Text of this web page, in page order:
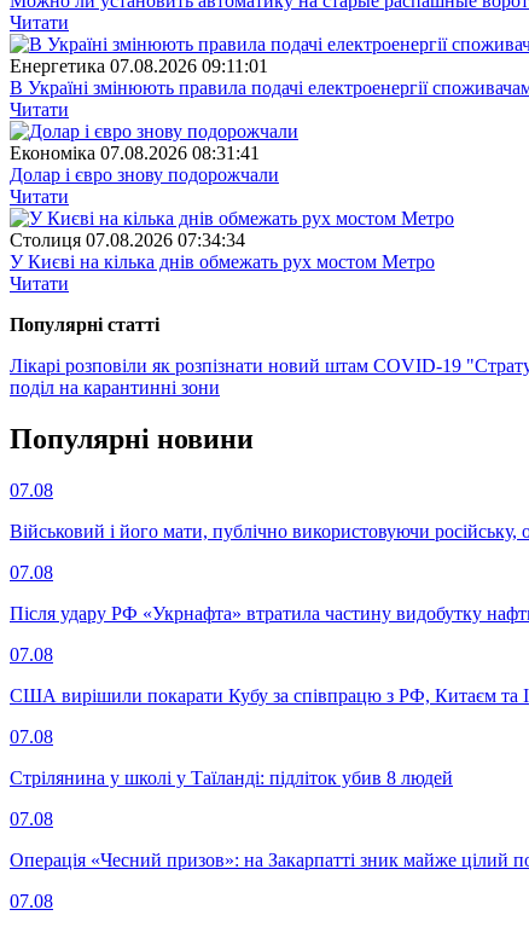
Читати
Енергетика 07.08.2026 09:11:01
В Україні змінюють правила подачі електроенергії
Читати
Економіка 07.08.2026 08:31:41
Долар і євро знову подорожчали
Читати
Столиця 07.08.2026 07:34:34
У Києві на кілька днів обмежать рух мостом Метро
Читати
Популярнi статтi
Лікарі розповіли як розпізнати новий штам COVID-19
поділ на карантинні зони
Популярнi новини
07.08
Військовий і його мати, публічно використовуючи російську,
07.08
Після удару РФ «Укрнафта» втратила частину видобутку
07.08
США вирішили покарати Кубу за співпрацю з РФ, Китаєм та
07.08
Стрілянина у школі у Таїланді: підліток убив 8 людей
07.08
Операція «Чесний призов»: на Закарпатті зник майже цілий
07.08